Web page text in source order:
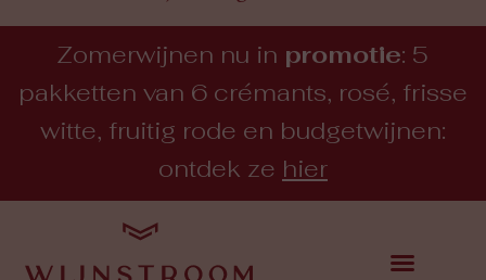
Zomerwijnen nu in promotie: 5
pakketten van 6 crémants, rosé, frisse
witte, fruitig rode en budgetwijnen:
ontdek ze hier